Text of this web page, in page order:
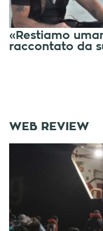
«Restiamo
raccontato da
WEB REVIEW